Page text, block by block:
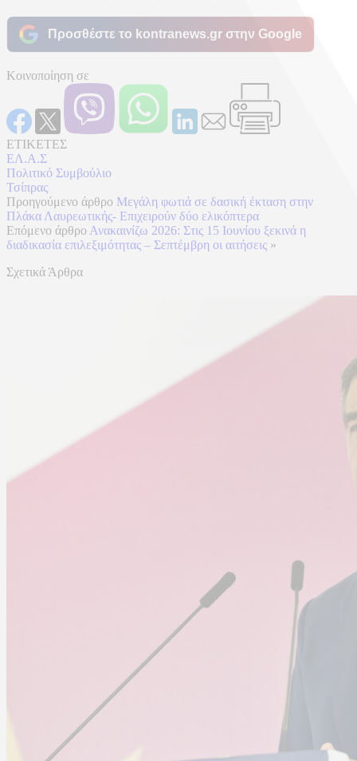
Προσθέστε το kontranews.gr στην Google
Κοινοποίηση σε
ΕΤΙΚΕΤΕΣ
ΕΛ.Α.Σ
Πολιτικό Συμβούλιο
Τσίπρας
Προηγούμενο άρθρο Μεγάλη φωτιά σε δασική έκταση στην
Πλάκα Λαυρεωτικής- Επιχειρούν δύο ελικόπτερα
Επόμενο άρθρο Ανακαινίζω 2026: Στις 15 Ιουνίου ξεκινά η
διαδικασία επιλεξιμότητας – Σεπτέμβρη οι αιτήσεις »
Σχετικά Άρθρα